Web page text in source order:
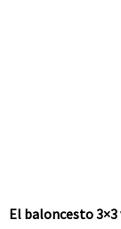
El baloncesto 3×3